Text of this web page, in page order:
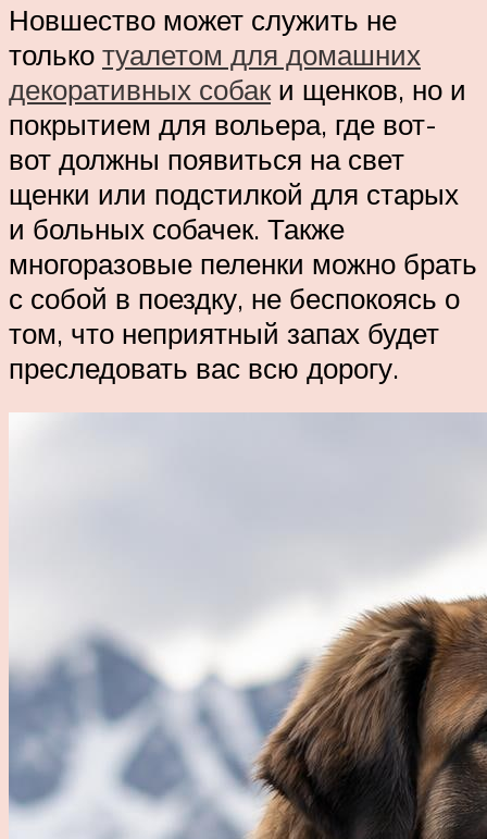
Новшество может служить не
только туалетом для домашних
декоративных собак и щенков, но и
покрытием для вольера, где вот-
вот должны появиться на свет
щенки или подстилкой для старых
и больных собачек. Также
многоразовые пеленки можно брать
с собой в поездку, не беспокоясь о
том, что неприятный запах будет
преследовать вас всю дорогу.